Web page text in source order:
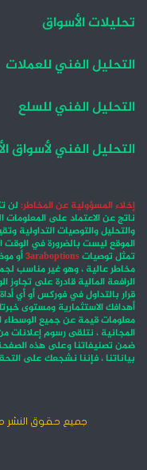
تحليلات الأسواق
التحليل الفني للعملات
التحليل الفني للسلع
التحليل الفني لأسواق
إخلاء المسؤولية عن المخاطر: لن
ناتج عن الاعتماد على المعلومات
والتحليل والتوصيات التداولية
الموقع ليست بالضرورة في الوقت
تمثل توصيات3araboptionsأو
مخاطر عالية ، وهو غير مناسب
الرافعة المالية قادرة على
قرار بالتداول في فوركس أو أي
أهدافك الاستثمارية ومستوى
معلومات قيمة عن جميع الوسطاء
المجانية ، نتلقى رسوم
ضمن تصنيفاتنا وعلى هذه
بياناتنا ، فإننا نشجعك على
جميع حقوق النشر